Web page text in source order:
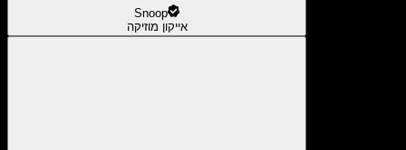
Snoop
אייקון מוזיקה